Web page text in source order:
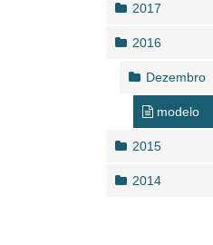
2017
2016
Dezembro
modelo
2015
2014